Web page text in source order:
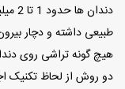
طبیعی داشته و دچار
هیچ گونه تراشی روی
دو روش از لحاظ تکنیک